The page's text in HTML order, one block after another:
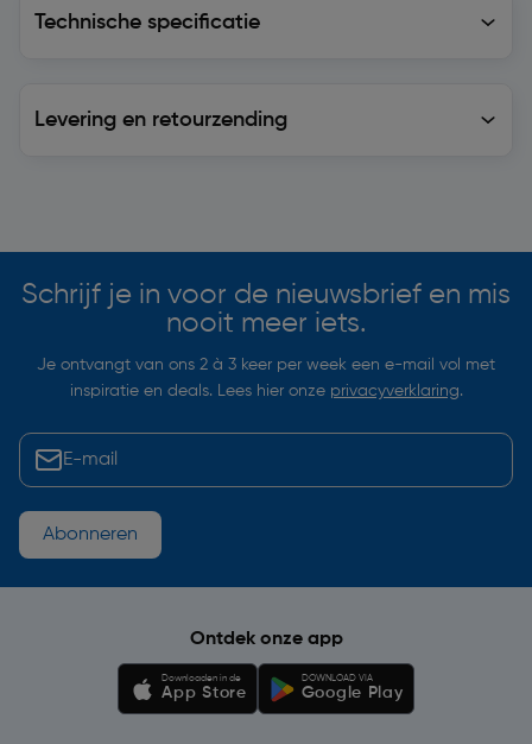
Technische specificatie
Levering en retourzending
Schrijf je in voor de nieuwsbrief en mis
nooit meer iets.
Je ontvangt van ons 2 à 3 keer per week een e-mail vol met
inspiratie en deals. Lees hier onze privacyverklaring.
Abonneren
Ontdek onze app
Downloaden in de
App Store
DOWNLOAD VIA
Google Play